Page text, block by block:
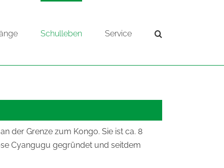
Schulleben Service
der Grenze zum Kongo. Sie ist ca. 8
Cyangugu gegründet und seitdem